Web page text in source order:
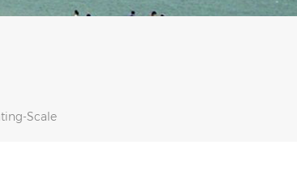
Scale